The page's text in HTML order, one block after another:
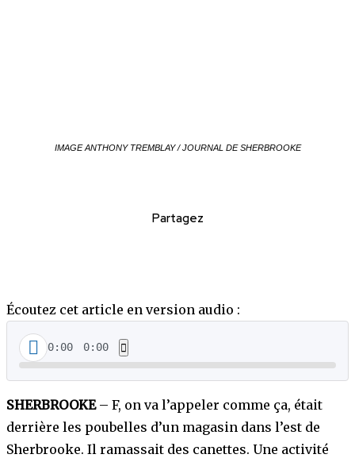
IMAGE ANTHONY TREMBLAY / JOURNAL DE SHERBROOKE
Partagez
Écoutez cet article en version audio :
0:00 0:00
SHERBROOKE – F, on va l’appeler comme ça, était
derrière les poubelles d’un magasin dans l’est de
Sherbrooke. Il ramassait des canettes. Une activité